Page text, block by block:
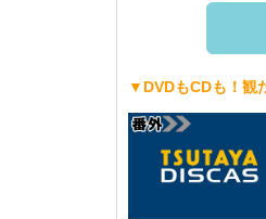
▼DVDもCDも！観